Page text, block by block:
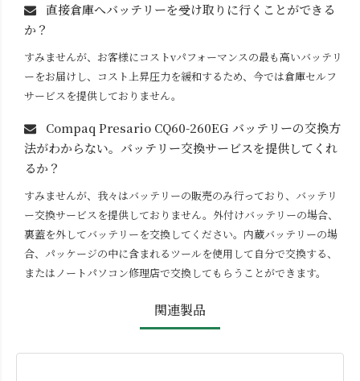
直接倉庫へバッテリーを受け取りに行くことができる
か？
すみませんが、お客様にコストvパフォーマンスの最も高いバッテリ
ーをお届けし、コスト上昇圧力を緩和するため、今では倉庫セルフ
サービスを提供しておりません。
Compaq Presario CQ60-260EGバッテリーの交換方
法がわからない。バッテリー交換サービスを提供してくれ
るか？
すみませんが、我々はバッテリーの販売のみ行っており、バッテリ
ー交換サービスを提供しておりません。外付けバッテリーの場合、
裏蓋を外してバッテリーを交換してください。内蔵バッテリーの場
合、パッケージの中に含まれるツールを使用して自分で交換する、
またはノートパソコン修理店で交換してもらうことができます。
関連製品